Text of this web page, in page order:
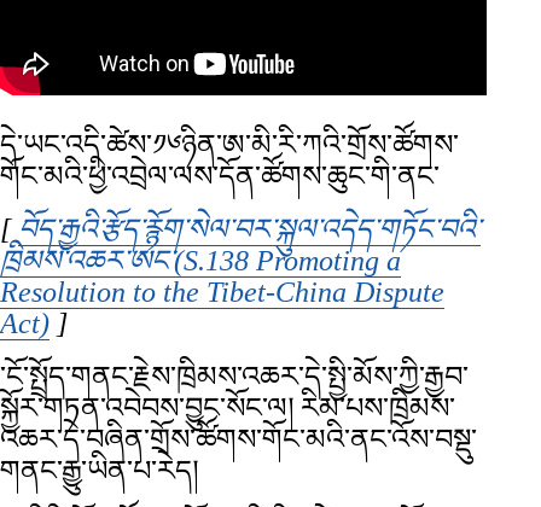
དེ་ཡང་འདི་ཚེས་༡༦ཉིན་ཨ་མི་རི་ཀའི་གྲོས་ཚོགས་
གོང་མའི་ཕྱི་འབྲེལ་ལས་དོན་ཚོགས་ཆུང་གི་ནང་
[ བོད་རྒྱའི་རྩོད་རྙོག་སེལ་བར་སྐུལ་འདེད་གཏོང་བའི་
ཁྲིམས་འཆར་ཨང་(S.138 Promoting a
Resolution to the Tibet-China Dispute
Act) Opens in new window
]
་ངོ་སྤྲོད་གནང་རྗེས་ཁྲིམས་འཆར་དེ་སྤྱི་མོས་ཀྱི་རྒྱབ་
སྐྱོར་གཏན་འབེབས་བྱུང་སོང་ལ། རིམ་པས་ཁྲིམས་
འཆར་དེ་བཞིན་གྲོས་ཚོགས་གོང་མའི་ནང་འོས་བསྡུ་
གནང་རྒྱུ་ཡིན་པ་རེད།